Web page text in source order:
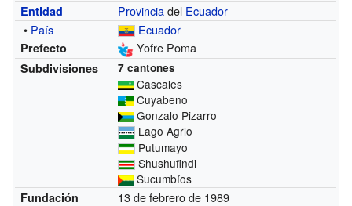
Entidad Provinciadel Ecuador
• País Ecuador
Prefecto Yofre Poma
Subdivisiones 7 cantones
Cascales
Cuyabeno
Gonzalo Pizarro
Lago Agrio
Putumayo
Shushufindi
Sucumbíos
Fundación
13 de febrero de 1989